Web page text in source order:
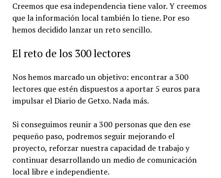
Creemos que esa independencia tiene valor. Y creemos
que la información local también lo tiene. Por eso
hemos decidido lanzar un reto sencillo.
El reto de los 300 lectores
Nos hemos marcado un objetivo: encontrar a 300
lectores que estén dispuestos a aportar 5 euros para
impulsar el Diario de Getxo. Nada más.
Si conseguimos reunir a 300 personas que den ese
pequeño paso, podremos seguir mejorando el
proyecto, reforzar nuestra capacidad de trabajo y
continuar desarrollando un medio de comunicación
local libre e independiente.